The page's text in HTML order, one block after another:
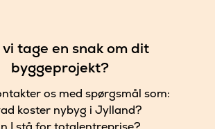
vi tage en snak om dit
byggeprojekt?
os med spørgsmål som:
koster nybyg i Jylland?